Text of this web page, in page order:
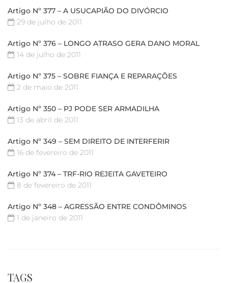
Artigo Nº 377 – A USUCAPIÃO DO DIVÓRCIO
29 de julho de 2011
Artigo Nº 376 – LONGO ATRASO GERA DANO MORAL
14 de julho de 2011
Artigo Nº 375 – SOBRE FIANÇA E REPARAÇÕES
2 de maio de 2011
Artigo Nº 350 – PJ PODE SER ARMADILHA
13 de abril de 2011
Artigo Nº 349 – SEM DIREITO DE INTERFERIR
16 de fevereiro de 2011
Artigo Nº 374 – TRF-RIO REJEITA GAVETEIRO
8 de fevereiro de 2011
Artigo Nº 348 – AGRESSÃO ENTRE CONDÔMINOS
1 de janeiro de 2011
TAGS